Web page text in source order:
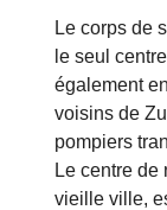
Le corps de
le seul
également
voisins de
pompiers
Le centre de
vieille ville,